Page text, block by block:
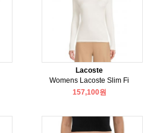
Lacoste
Womens Lacoste Slim Fi
157,100원